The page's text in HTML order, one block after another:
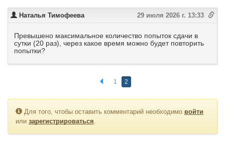
Наталья Тимофеева 29 июля 2026 г. 13:33
Превышено максимальное количество попыток сдачи в
сутки (20 раз), через какое время можно будет повторить
попытки?
1 2
Для того, чтобы оставить комментарий необходимо войти
или зарегистрироваться.